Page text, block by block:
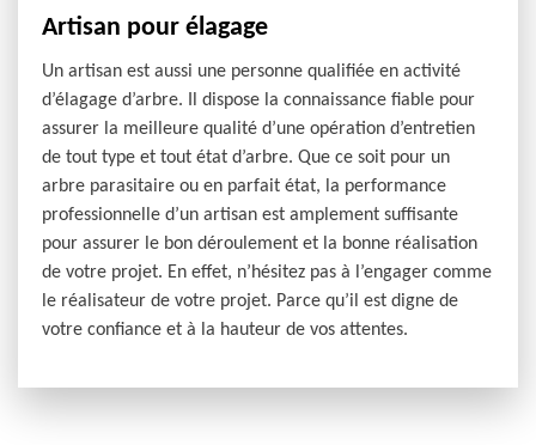
Artisan pour élagage
Un artisan est aussi une personne qualifiée en activité
d’élagage d’arbre. Il dispose la connaissance fiable pour
assurer la meilleure qualité d’une opération d’entretien
de tout type et tout état d’arbre. Que ce soit pour un
arbre parasitaire ou en parfait état, la performance
professionnelle d’un artisan est amplement suffisante
pour assurer le bon déroulement et la bonne réalisation
de votre projet. En effet, n’hésitez pas à l’engager comme
le réalisateur de votre projet. Parce qu’il est digne de
votre confiance et à la hauteur de vos attentes.